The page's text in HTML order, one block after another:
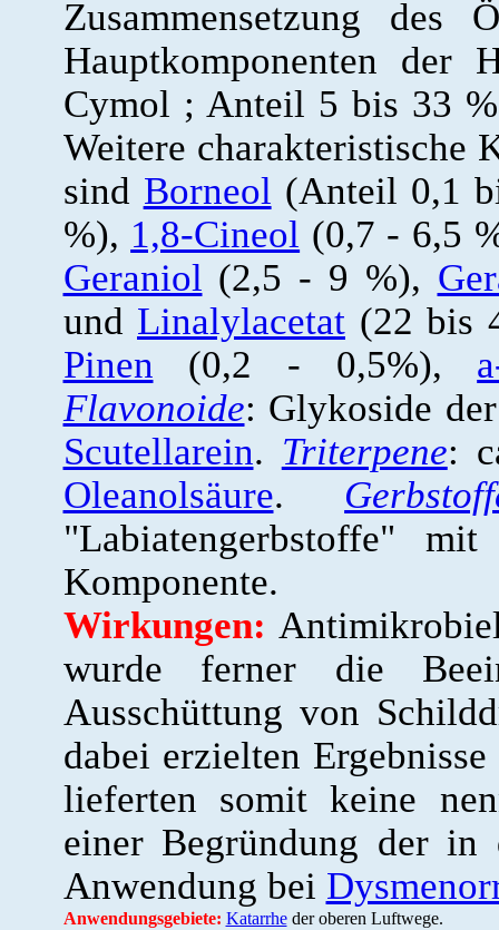
Zusammensetzung des
Hauptkomponenten der
Cymol ; Anteil 5 bis 33
Weitere charakteristische
sind Borneol (Anteil 0,1
%), 1,8-Cineol (0,7 - 6,5
Geraniol (2,5 - 9 %),
und Linalylacetat (22 bis
Pinen (0,2 - 0,5%),
Flavonoide: Glykoside
Scutellarein. Triterpene:
Oleanolsäure.
"Labiatengerbstoffe"
Komponente.
Wirkungen:
wurde ferner die
Ausschüttung von
dabei erzielten
lieferten somit keine
einer Begründung der in
Anwendung bei
Anwendungsgebiete: Katarrheder oberen Luftwege.